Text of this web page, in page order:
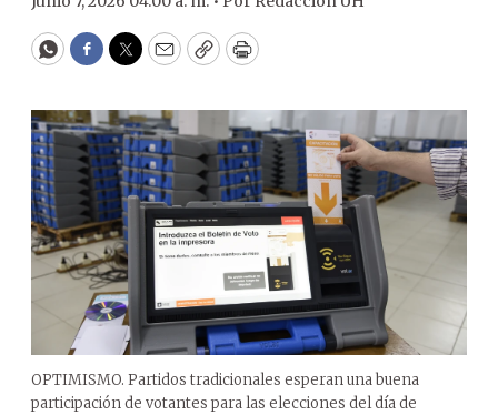
WhatsApp
Facebook
Twitter
EmailCopyPrint
OPTIMISMO. Partidos tradicionales esperan una buena
participación de votantes para las elecciones del día de